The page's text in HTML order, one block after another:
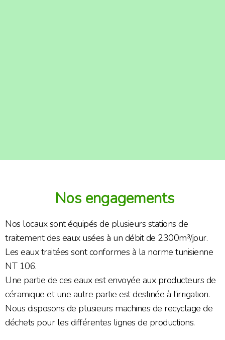
Nos engagements
Nos locaux sont équipés de plusieurs stations de
traitement des eaux usées à un débit de 2300m³/jour.
Les eaux traitées sont conformes à la norme tunisienne
NT 106.
Une partie de ces eaux est envoyée aux producteurs de
céramique et une autre partie est destinée à l’irrigation.
Nous disposons de plusieurs machines de recyclage de
déchets pour les différentes lignes de productions.